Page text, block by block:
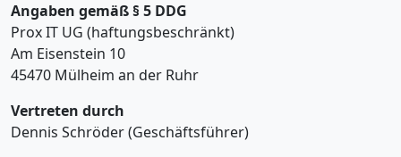
Angaben gemäß § 5 DDG
Prox IT UG (haftungsbeschränkt)
Am Eisenstein 10
45470 Mülheim an der Ruhr
Vertreten durch
Dennis Schröder (Geschäftsführer)